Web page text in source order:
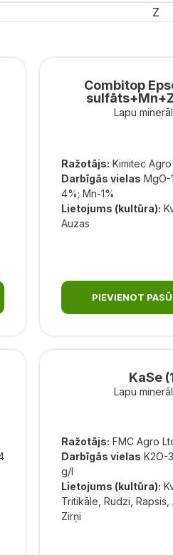
Z
Combitop
Lapu
Ražotājs: Kimitec Agro
Darbīgās vielas MgO-
4%; Mn-1%
Lietojums (kultūra):
Auzas
PIEVIENOT
KaSe
Lapu
Ražotājs: FMC Agro
Darbīgās vielas K2O-
g/l
Lietojums (kultūra):
Tritikāle, Rudzi, Rapsis,
Zirņi